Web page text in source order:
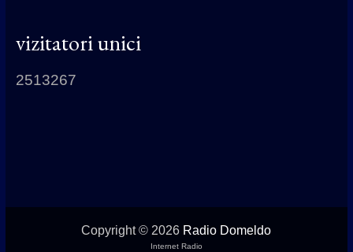
vizitatori unici
2513267
Copyright © 2026 Radio Domeldo
Internet Radio